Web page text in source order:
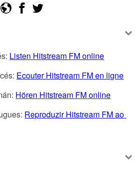
Listen Hitstream FM online
Ecouter Hitstream FM en ligne
Hören Hitstream FM online
Reproduzir Hitstream FM ao